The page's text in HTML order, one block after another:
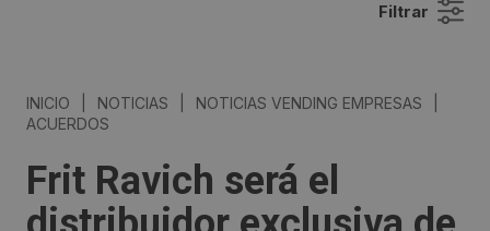
Filtrar
INICIO NOTICIAS NOTICIAS VENDING EMPRESAS
ACUERDOS
Frit Ravich será el